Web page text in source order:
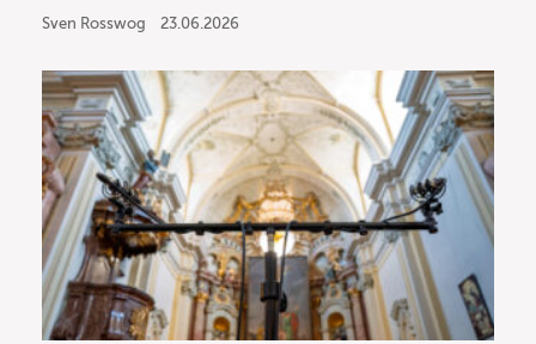
Sven Rosswog 23.06.2026